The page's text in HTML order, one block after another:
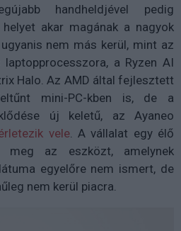
handheldjével pedig
akar magának a nagyok
nem más kerül, mint az
a Ryzen AI
Halo. Az AMD által fejlesztett
mini-PC-kben is, de a
új keletű, az Ayaneo
vele. A vállalat egy élő
meg az eszközt, amelynek
egyelőre nem ismert, de
nem kerül piacra.